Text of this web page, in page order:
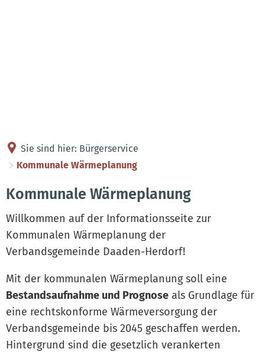
Sie sind hier: Bürgerservice
Kommunale Wärmeplanung
Kommunale
Wärmeplanung
Kommunale Wärmeplanung
Willkommen auf der Informationsseite zur
Kommunalen Wärmeplanung der
Verbandsgemeinde Daaden-Herdorf!
Mit der kommunalen Wärmeplanung soll eine
Bestandsaufnahme und Prognose als Grundlage für
eine rechtskonforme Wärmeversorgung der
Verbandsgemeinde bis 2045 geschaffen werden.
Hintergrund sind die gesetzlich verankerten